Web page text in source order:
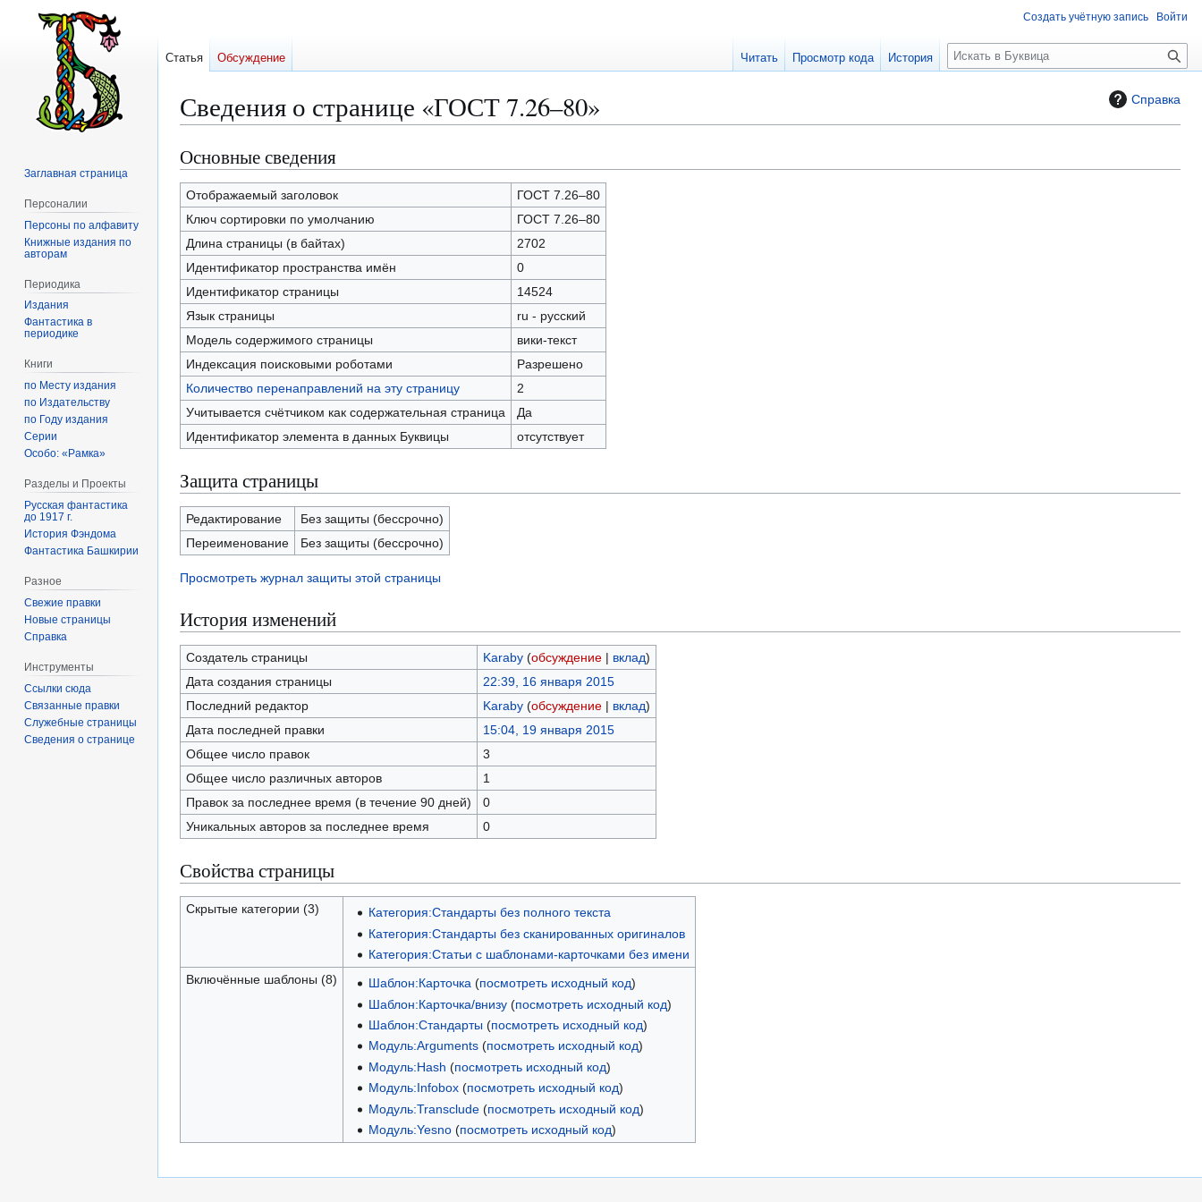
Справка
Сведения о странице «ГОСТ 7.26–80»
Перейти
к
навигации
Перейти
к
поиску
Основные сведения
Отображаемый заголовок
ГОСТ 7.26–80
Ключ сортировки по умолчанию
ГОСТ 7.26–80
Длина страницы (в байтах)
2702
Идентификатор пространства имён
0
Идентификатор страницы
14524
Язык страницы
ru - русский
Модель содержимого страницы
вики-текст
Индексация поисковыми роботами
Разрешено
Количество перенаправлений на эту страницу
2
Учитывается счётчиком как содержательная страница
Да
Идентификатор элемента в данных Буквицы
отсутствует
Защита страницы
Редактирование
Без защиты (бессрочно)
Переименование
Без защиты (бессрочно)
Просмотреть журнал защиты этой страницы
История изменений
Создатель страницы Karaby (обсуждение| вклад)
Дата создания страницы
22:39, 16 января 2015
Последний редактор
Karaby (обсуждение| вклад)
Дата последней правки
15:04, 19 января 2015
Общее число правок
3
Общее число различных авторов
1
Правок за последнее время (в течение 90 дней)
0
Уникальных авторов за последнее время
0
Свойства страницы
Скрытые категории (3)
Категория:Стандарты без полного текста
Категория:Стандарты без сканированных оригиналов
Категория:Статьи с шаблонами-карточками без имени
Включённые шаблоны (8)
Шаблон:Карточка (посмотреть исходный код)
Шаблон:Карточка/внизу(посмотреть исходный код)
Шаблон:Стандарты(посмотреть исходный код)
Модуль:Arguments(посмотреть исходный код)
Модуль:Hash (посмотреть исходный код)
Модуль:Infobox(посмотреть исходный код)
Модуль:Transclude(посмотреть исходный код)
Модуль:Yesno(посмотреть исходный код)
Создать учётную запись Войти
Статья Обсуждение Читать Просмотр кода История
П
о
к
Заглавная страница
Персоналии
Персоны по алфавиту
Книжные издания по
авторам
Периодика
Издания
Фантастика в
периодике
Книги
по Месту издания
по Издательству
по Году издания
Серии
Особо: «Рамка»
Разделы и Проекты
Русская фантастика
до 1917 г.
История Фэндома
Фантастика Башкирии
Разное
Свежие правки
Новые страницы
Справка
Инструменты
Ссылки сюда
Связанные правки
Служебные страницы
Сведения о странице